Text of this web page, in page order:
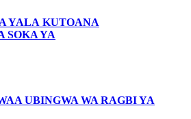
YALA KUTOANA
SOKA YA
UBINGWA WA RAGBI YA